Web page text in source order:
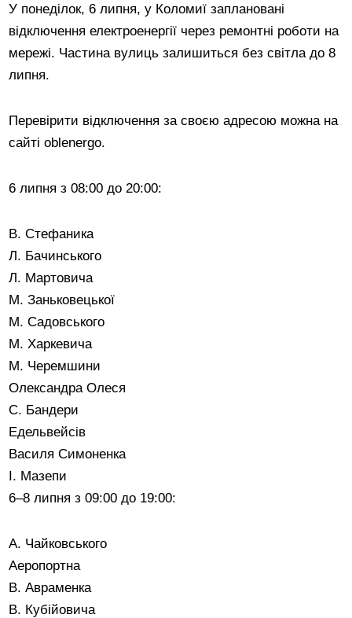
У понеділок, 6 липня, у Коломиї заплановані
відключення електроенергії через ремонтні роботи на
мережі. Частина вулиць залишиться без світла до 8
липня.
Перевірити відключення за своєю адресою можна на
сайті oblenergо.
6 липня з 08:00 до 20:00:
В. Стефаника
Л. Бачинського
Л. Мартовича
М. Заньковецької
М. Садовського
М. Харкевича
М. Черемшини
Олександра Олеся
С. Бандери
Едельвейсів
Василя Симоненка
І. Мазепи
6–8 липня з 09:00 до 19:00:
А. Чайковського
Аеропортна
В. Авраменка
В. Кубійовича